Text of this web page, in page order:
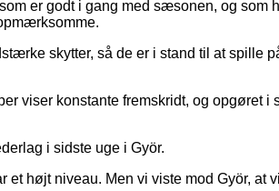
er godt i gang med sæsonen, og som
skytter, så de er i stand til at spille
viser konstante fremskridt, og opgøret i
i sidste uge i Györ.
højt niveau. Men vi viste mod Györ, at